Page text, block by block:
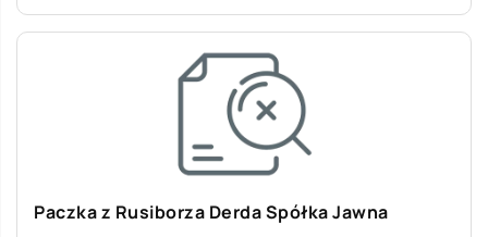
Paczka z Rusiborza Derda Spółka Jawna